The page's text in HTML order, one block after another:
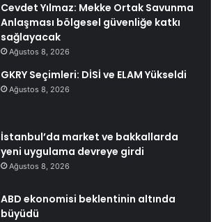
Cevdet Yılmaz: Mekke Ortak Savunma
Anlaşması bölgesel güvenliğe katkı
sağlayacak
Ağustos 8, 2026
GKRY Seçimleri: DİSİ ve ELAM Yükseldi
Ağustos 8, 2026
İstanbul’da market ve bakkallarda
yeni uygulama devreye girdi
Ağustos 8, 2026
ABD ekonomisi beklentinin altında
büyüdü